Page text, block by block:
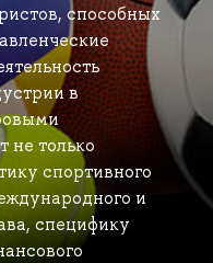
способных
в
не только
спортивного
и
специфику